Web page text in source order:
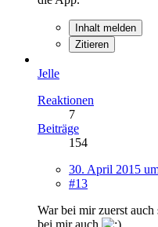
Inhalt melden
Zitieren
Jelle
Reaktionen
7
Beiträge
154
30. April 2015
#13
War bei mir zuerst
bei mir auch